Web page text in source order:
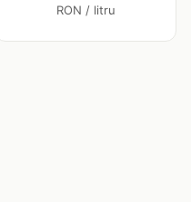
RON / litru